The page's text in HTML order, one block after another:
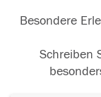
Besondere
Schreiben